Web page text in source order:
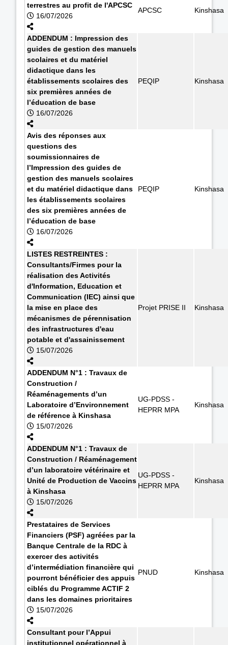
terrestres au profit de l'APCSC
16/07/2026
APCSC Kinshasa
ADDENDUM : Impression des
guides de gestion des manuels
scolaires et du matériel
didactique dans les
établissements scolaires des
six premières années de
l’éducation de base
16/07/2026
PEQIP Kinshasa
Avis des réponses aux
questions des
soumissionnaires de
l’Impression des guides de
gestion des manuels scolaires
et du matériel didactique dans
les établissements scolaires
des six premières années de
l’éducation de base
16/07/2026
PEQIP Kinshasa
LISTES RESTREINTES :
Consultants/Firmes pour la
réalisation des Activités
d'Information, Education et
Communication (IEC) ainsi que
la mise en place des
mécanismes de pérennisation
des infrastructures d'eau
potable et d'assainissement
15/07/2026
Projet PRISE II Kinshasa
ADDENDUM N°1 : Travaux de
Construction /
Réaménagements d’un
Laboratoire d’Environnement
de référence à Kinshasa
15/07/2026
UG-PDSS -
HEPRR MPA
Kinshasa
ADDENDUM N°1 : Travaux de
Construction / Réaménagement
d’un laboratoire vétérinaire et
Unité de Production de Vaccins
à Kinshasa
15/07/2026
UG-PDSS -
HEPRR MPA
Kinshasa
Prestataires de Services
Financiers (PSF) agréées par la
Banque Centrale de la RDC à
exercer des activités
d’intermédiation financière qui
pourront bénéficier des appuis
ciblés du Programme ACTIF 2
dans les domaines prioritaires
15/07/2026
PNUD Kinshasa
Consultant pour l’Appui
institutionnel opérationnel à